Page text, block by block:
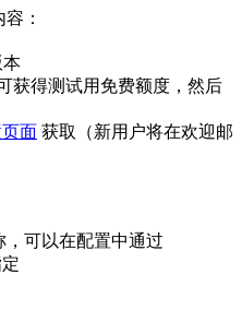
：
本
获得测试用免费额度，然后
面 获取（新用户将在欢迎邮
可以在配置中通过